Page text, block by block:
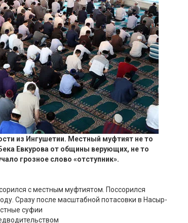
из Ингушетии. Местный муфтият не то
а Евкурова от общины верующих, не то
грозное слово «отступник».
с местным муфтиятом. Поссорился
Сразу после масштабной потасовки в Насыр-
суфии